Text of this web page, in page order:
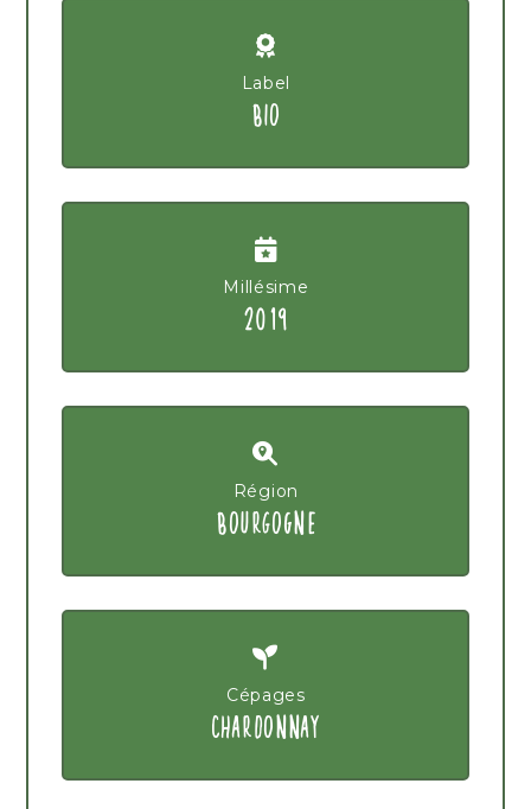
Label
BIO
Millésime
2019
Région
BOURGOGNE
Cépages
CHARDONNAY